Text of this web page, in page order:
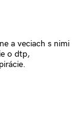
a veciach s nimi
o dtp,